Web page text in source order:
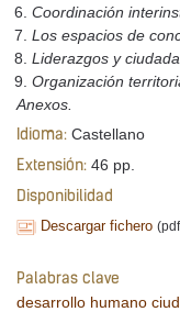
Coordinación
Los espacios de
Liderazgos y
Organización
Anexos.
Idioma: Castellano
Extensión: 46 pp.
Disponibilidad
Descargar fichero
Palabras clave
desarrollo humano